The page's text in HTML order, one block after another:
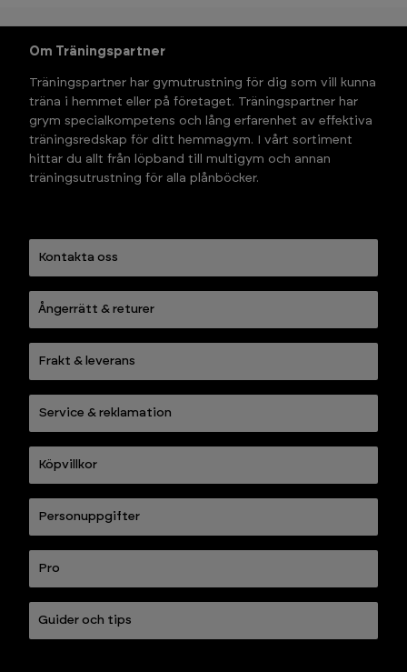
Om Träningspartner
Träningspartner har gymutrustning för dig som vill kunna
träna i hemmet eller på företaget. Träningspartner har
grym specialkompetens och lång erfarenhet av effektiva
träningsredskap för ditt hemmagym. I vårt sortiment
hittar du allt från löpband till multigym och annan
träningsutrustning för alla plånböcker.
Kontakta oss
Ångerrätt & returer
Frakt & leverans
Service & reklamation
Köpvillkor
Personuppgifter
Pro
Guider och tips